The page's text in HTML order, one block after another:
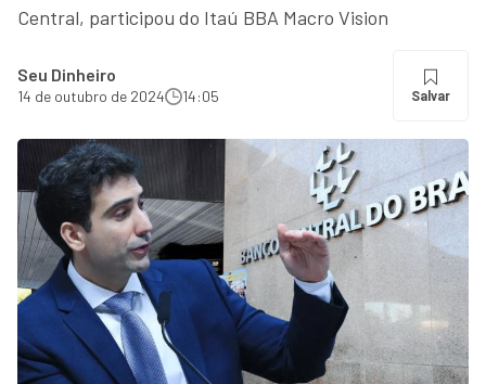
Central, participou do Itaú BBA Macro Vision
Seu Dinheiro
14 de outubro de 2024 14:05 Salvar